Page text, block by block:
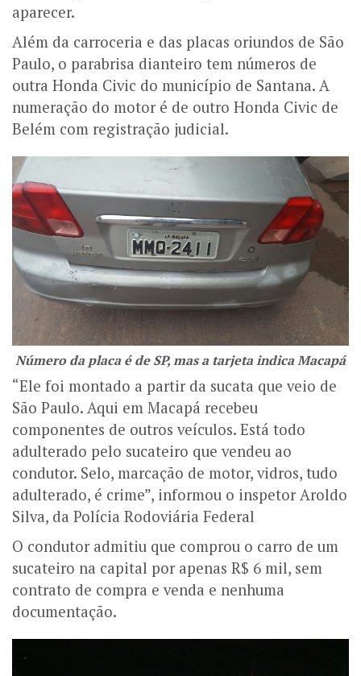
aparecer.
Além da carroceria e das placas oriundos de São
Paulo, o parabrisa dianteiro tem números de
outra Honda Civic do município de Santana. A
numeração do motor é de outro Honda Civic de
Belém com registração judicial.
Número da placa é de SP, mas a tarjeta indica Macapá
“Ele foi montado a partir da sucata que veio de
São Paulo. Aqui em Macapá recebeu
componentes de outros veículos. Está todo
adulterado pelo sucateiro que vendeu ao
condutor. Selo, marcação de motor, vidros, tudo
adulterado, é crime”, informou o inspetor Aroldo
Silva, da Polícia Rodoviária Federal
O condutor admitiu que comprou o carro de um
sucateiro na capital por apenas R$ 6 mil, sem
contrato de compra e venda e nenhuma
documentação.